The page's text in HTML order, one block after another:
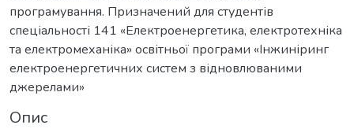
програмування. Призначений для студентів
спеціальності 141 «Електроенергетика, електротехніка
та електромеханіка» освітньої програми «Інжиніринг
електроенергетичних систем з відновлюваними
джерелами»
Опис